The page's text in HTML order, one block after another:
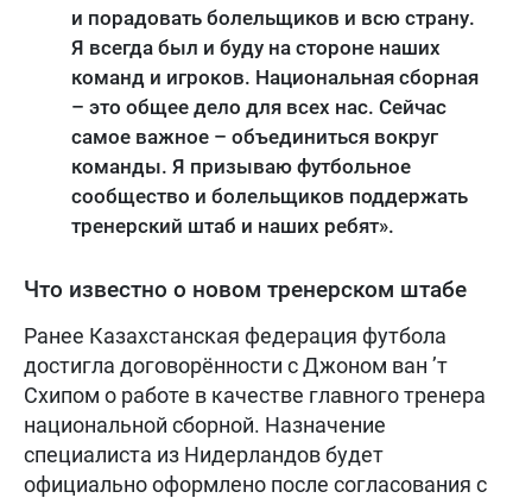
и порадовать болельщиков и всю страну.
Я всегда был и буду на стороне наших
команд и игроков. Национальная сборная
– это общее дело для всех нас. Сейчас
самое важное – объединиться вокруг
команды. Я призываю футбольное
сообщество и болельщиков поддержать
тренерский штаб и наших ребят».
Что известно о новом тренерском штабе
Ранее Казахстанская федерация футбола
достигла договорённости с Джоном ван ’т
Схипом о работе в качестве главного тренера
национальной сборной. Назначение
специалиста из Нидерландов будет
официально оформлено после согласования с